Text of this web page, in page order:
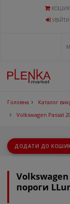
КОШИК
УВIЙТИ
Головна Каталог
Volkswagen Passat
ДОДАТИ ДО
пороги